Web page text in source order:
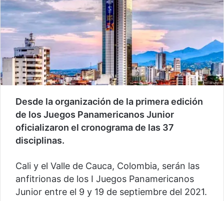
Desde la organización de la primera edición
de los Juegos Panamericanos Junior
oficializaron el cronograma de las 37
disciplinas.
Cali y el Valle de Cauca, Colombia, serán las
anfitrionas de los I Juegos Panamericanos
Junior entre el 9 y 19 de septiembre del 2021.